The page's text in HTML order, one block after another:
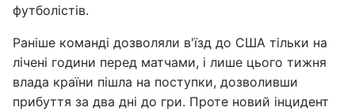
футболістів.
Раніше команді дозволяли в'їзд до США тільки на
лічені години перед матчами, і лише цього тижня
влада країни пішла на поступки, дозволивши
прибуття за два дні до гри. Проте новий інцидент